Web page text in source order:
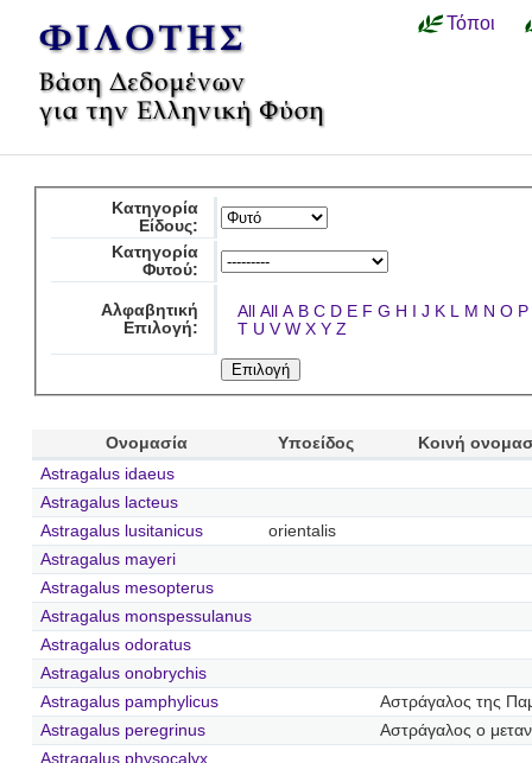
Τόποι
Κατηγορία
Είδους:
Κατηγορία
Φυτού:
Αλφαβητική
Επιλογή:
All All A B C D E F G H I J K L M N O P
T U V W X Y Z
Ονομασία Υποείδος
Κοινή
Astragalus idaeus
Astragalus lacteus
Astragalus lusitanicus
orientalis
Astragalus mayeri
Astragalus mesopterus
Astragalus monspessulanus
Astragalus odoratus
Astragalus onobrychis
Astragalus pamphylicus
Αστράγαλος της
Astragalus peregrinus
Αστράγαλος ο
Astragalus physocalyx